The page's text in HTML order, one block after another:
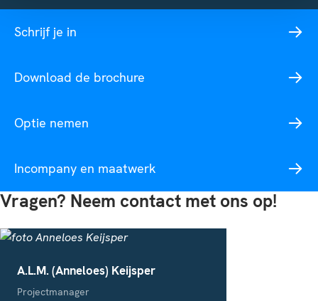
Schrijf je in
Download de brochure
Optie nemen
Incompany en maatwerk
Vragen? Neem contact met ons op!
A.L.M. (Anneloes) Keijsper
Projectmanager